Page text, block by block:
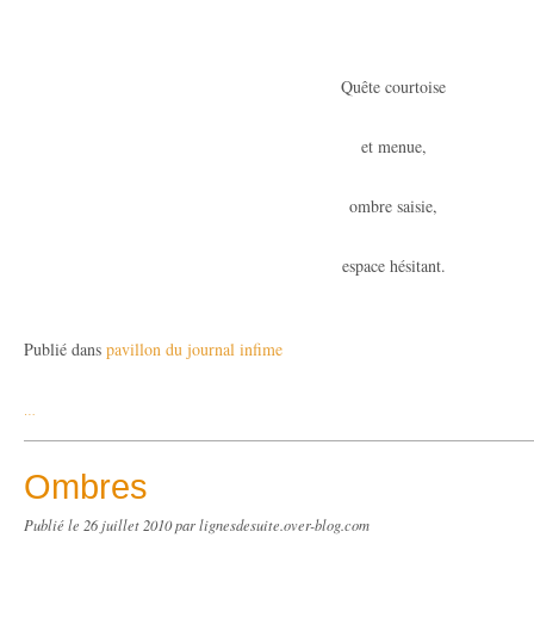
Quête courtoise
et menue,
ombre saisie,
espace hésitant.
Publié dans pavillon du journal infime
…
Ombres
Publié le 26 juillet 2010par lignesdesuite.over-blog.com